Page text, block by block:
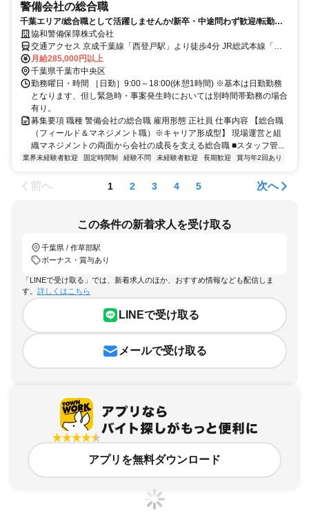
警備会社の総合職
千葉エリア/総合職として活躍しませんか/新卒・中途問わず歓迎/転勤な
し/未経験から管理職候補を育成
協和警備保障株式会社
交通アクセス 京成千葉線「西登戸駅」より徒歩4分 JR総武本線「西
千葉駅」より徒歩6分 京成千葉線「新千葉駅」より徒歩10分
月給285,000円以上
千葉県千葉市中央区
勤務曜日・時間 ［日勤］9:00～18:00(休憩1時間) ※基本は日勤勤務
となります、但し緊急時・事案発生時においては別時間帯勤務の場合
有り。
募集要項 職種 警備会社の総合職 雇用形態 正社員 仕事内容 【総合職
（フィールド＆マネジメント職）※キャリア形成型】 現場運営と組
織マネジメントの両面から会社の成長を支える総合職 ■スタッフ管...
業界未経験者歓迎 固定時間制 経験不問 未経験者歓迎 長期歓迎 賞与年2回あり
前へ 1 2 3 4 5 次へ
この条件の新着求人を受け取る
千葉県 / 作草部駅
ボーナス・賞与あり
「LINEで受け取る」では、新着求人のほか、おすすめ情報なども配信しま
す。 詳しくはこちら
LINEで受け取る
メールで受け取る
アプリを無料ダウンロード